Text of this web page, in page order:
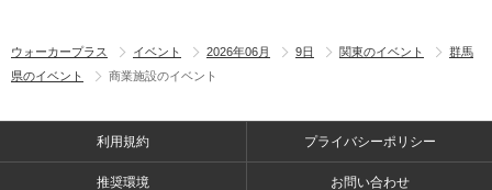
ウォーカープラス イベント 2026年06月 9日 関東のイベント
群馬
県のイベント
商業施設のイベント
利用規約 プライバシーポリシー
推奨環境 お問い合わせ